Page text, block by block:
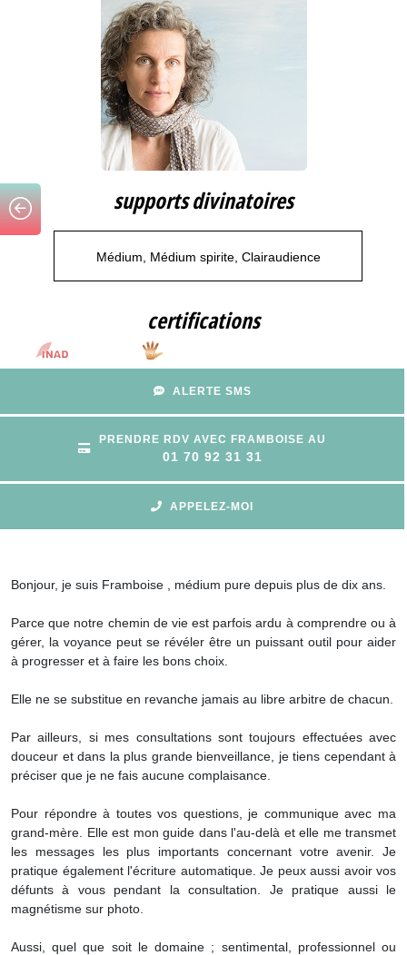
supports divinatoires
Médium, Médium spirite, Clairaudience
certifications
ALERTE SMS
PRENDRE RDV AVEC FRAMBOISE AU
01 70 92 31 31
APPELEZ-MOI
Bonjour, je suis Framboise , médium pure depuis plus de dix ans.
Parce que notre chemin de vie est parfois ardu à comprendre ou à
gérer, la voyance peut se révéler être un puissant outil pour aider
à progresser et à faire les bons choix.
Elle ne se substitue en revanche jamais au libre arbitre de chacun.
Par ailleurs, si mes consultations sont toujours effectuées avec
douceur et dans la plus grande bienveillance, je tiens cependant à
préciser que je ne fais aucune complaisance.
Pour répondre à toutes vos questions, je communique avec ma
grand-mère. Elle est mon guide dans l'au-delà et elle me transmet
les messages les plus importants concernant votre avenir. Je
pratique également l'écriture automatique. Je peux aussi avoir vos
défunts à vous pendant la consultation. Je pratique aussi le
magnétisme sur photo.
Aussi, quel que soit le domaine ; sentimental, professionnel ou